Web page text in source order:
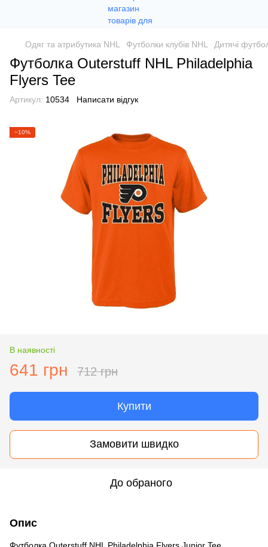
Одяг та атрибутика NHL Футболки клубів NHL Дитячі
Футболка Outerstuff NHL Philadelphia
Flyers Tee
Артикул: 10534 Написати відгук
−10%
В наявності
641 грн 712 грн
Купити
Замовити швидко
До обраного
Опис
Футболка Outerstuff NHL Philadelphia Flyers Junior Tee